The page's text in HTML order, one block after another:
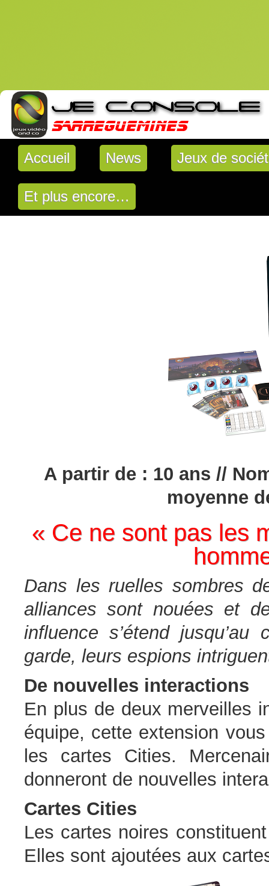
Accueil News Jeux de
Et plus encore…
A partir de : 10 ans //
moyenne
« Ce ne sont pas les
Dans les ruelles sombres
alliances sont nouées et
influence s’étend
garde, leurs espions
De nouvelles interactions
En plus de deux merveilles
équipe, cette extension
les cartes Cities.
donneront de nouvelles
Cartes Cities
Les cartes noires
Elles sont ajoutées aux